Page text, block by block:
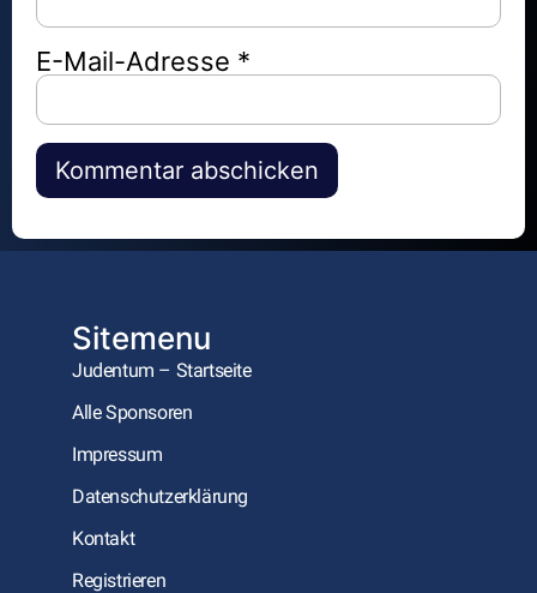
E-Mail-Adresse *
Alternative:
Sitemenu
Judentum – Startseite
Alle Sponsoren
Impressum
Datenschutzerklärung
Kontakt
Registrieren